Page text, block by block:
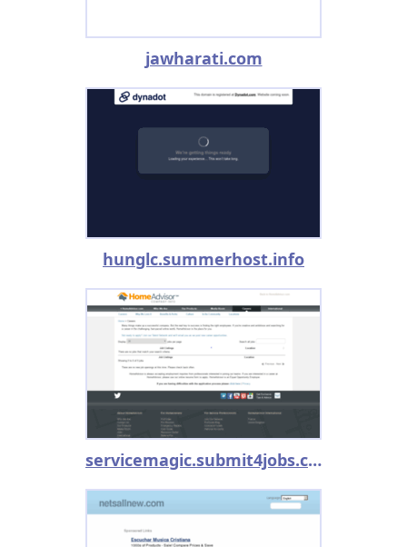
jawharati.com
hunglc.summerhost.info
servicemagic.submit4jobs.com